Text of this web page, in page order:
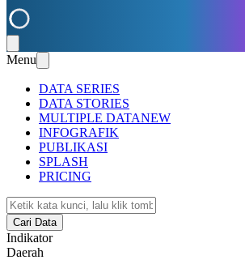
Menu
DATA SERIES
DATA STORIES
MULTIPLE DATANEW
INFOGRAFIK
PUBLIKASI
SPLASH
PRICING
Cari Data
Indikator
Daerah